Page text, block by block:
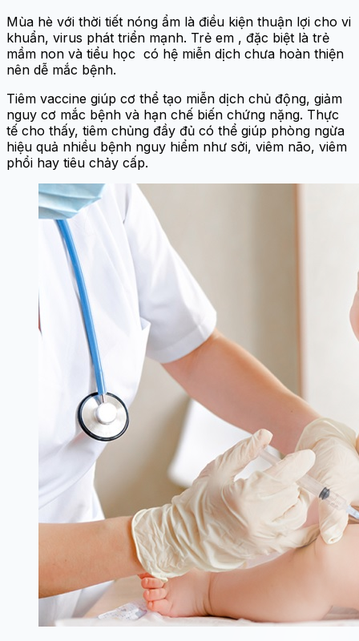
Mùa hè với thời tiết nóng ẩm là điều kiện thuận lợi cho vi
khuẩn, virus phát triển mạnh. Trẻ em , đặc biệt là trẻ
mầm non và tiểu học có hệ miễn dịch chưa hoàn thiện
nên dễ mắc bệnh.
Tiêm vaccine giúp cơ thể tạo miễn dịch chủ động, giảm
nguy cơ mắc bệnh và hạn chế biến chứng nặng. Thực
tế cho thấy, tiêm chủng đầy đủ có thể giúp phòng ngừa
hiệu quả nhiều bệnh nguy hiểm như sởi, viêm não, viêm
phổi hay tiêu chảy cấp.